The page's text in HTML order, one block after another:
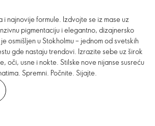
najnovije formule. Izdvojte se iz mase uz
pigmentaciju i elegantno, dizajnersko
osmišljen u Stokholmu – jednom od svetskih
gde nastaju trendovi. Izrazite sebe uz širok
oči, usne i nokte. Stilske nove nijanse susreću
Spremni. Počnite. Sijajte.